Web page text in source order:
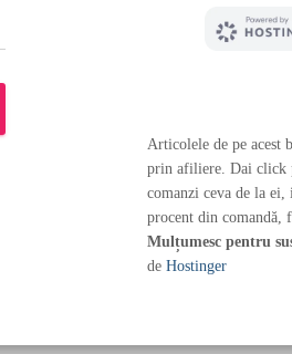
Articolele de pe acest
prin afiliere. Dai click
comanzi ceva de la ei,
procent din comandă,
Mulțumesc pentru
de Hostinger